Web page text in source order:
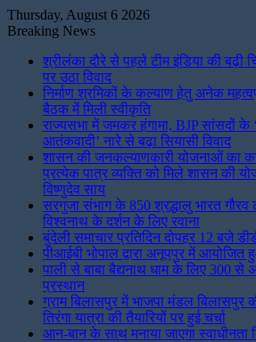
Thursday, August 6 2026
Breaking News
श्रीलंका दौरे से पहले टीम इंडिया की बढ़ी
पर उठा विवाद
निर्माण श्रमिकों के कल्याण हेतु अनेक
बैठक में मिली स्वीकृति
राज्यसभा में जमकर हंगामा, BJP सांसदों के
आतंकवादी’ नारे से बढ़ा सियासी विवाद
शासन की जनकल्याणकारी योजनाओं का
प्रत्येक पात्र व्यक्ति को मिले शासन की
विष्णुदेव साय
सरगुजा संभाग के 850 श्रद्धालु भारत गौरव
विश्वनाथ के दर्शन के लिए रवाना
बुंदेली समाचार प्रतिदिन दोपहर 12 बजे
पीआईबी भोपाल द्वारा अनूपपुर में आयोजित
पाली से बाबा बैद्यनाथ धाम के लिए 300 से
प्रस्थान
ग्राम बिलासपुर में भाजपा मंडल बिलासपुर
तिरंगा यात्रा की तैयारियों पर हुई चर्चा
आन-बान के साथ मनाया जाएगा स्वाधीनता